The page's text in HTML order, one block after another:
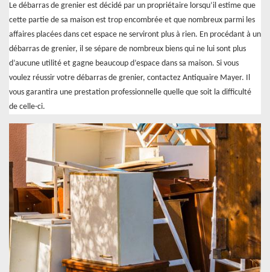
Le débarras de grenier est décidé par un propriétaire lorsqu’il estime que
cette partie de sa maison est trop encombrée et que nombreux parmi les
affaires placées dans cet espace ne serviront plus à rien. En procédant à un
débarras de grenier, il se sépare de nombreux biens qui ne lui sont plus
d’aucune utilité et gagne beaucoup d’espace dans sa maison. Si vous
voulez réussir votre débarras de grenier, contactez Antiquaire Mayer. Il
vous garantira une prestation professionnelle quelle que soit la difficulté
de celle-ci.